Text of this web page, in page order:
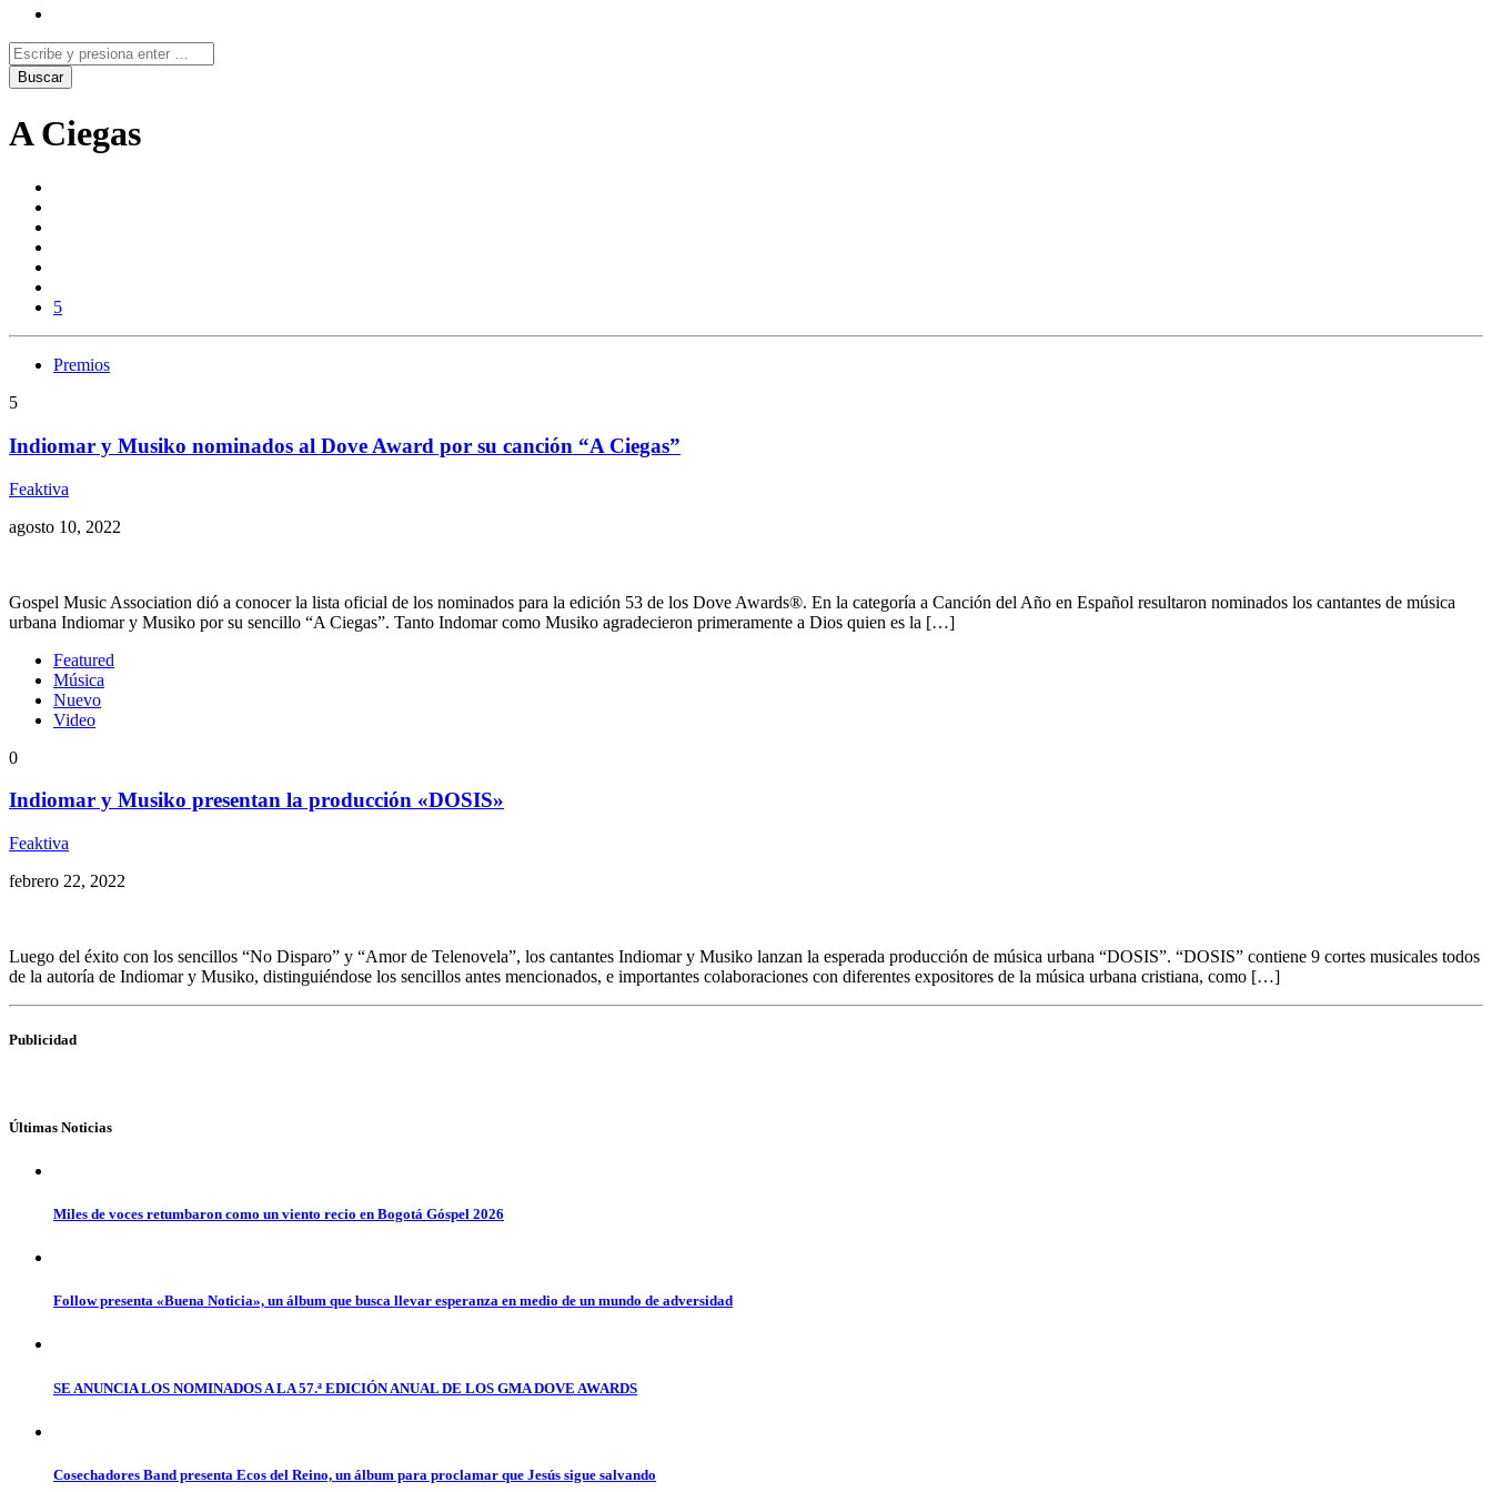
A Ciegas
5
Premios
5
Indiomar y Musiko nominados al Dove Award por su canción “A Ciegas”
Feaktiva
agosto 10, 2022
Gospel Music Association dió a conocer la lista oficial de los nominados para la edición 53 de los Dove Awards®. En la categoría a Canción del Año en Español resultaron nominados los cantantes de música
urbana Indiomar y Musiko por su sencillo “A Ciegas”. Tanto Indomar como Musiko agradecieron primeramente a Dios quien es la […]
Featured
Música
Nuevo
Video
0
Indiomar y Musiko presentan la producción «DOSIS»
Feaktiva
febrero 22, 2022
Luego del éxito con los sencillos “No Disparo” y “Amor de Telenovela”, los cantantes Indiomar y Musiko lanzan la esperada producción de música urbana “DOSIS”. “DOSIS” contiene 9 cortes musicales todos
de la autoría de Indiomar y Musiko, distinguiéndose los sencillos antes mencionados, e importantes colaboraciones con diferentes expositores de la música urbana cristiana, como […]
Publicidad
Últimas Noticias
Miles de voces retumbaron como un viento recio en Bogotá Góspel 2026
Follow presenta «Buena Noticia», un álbum que busca llevar esperanza en medio de un mundo de adversidad
SE ANUNCIA LOS NOMINADOS A LA 57.ª EDICIÓN ANUAL DE LOS GMA DOVE AWARDS
Cosechadores Band presenta Ecos del Reino, un álbum para proclamar que Jesús sigue salvando